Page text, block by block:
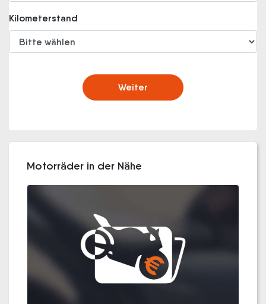
Kilometerstand
Weiter
Motorräder in der Nähe